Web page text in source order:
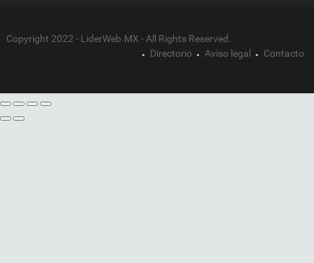
Copyright 2022 - LiderWeb.MX - All Rights Reserved.
Directorio
Aviso legal Contacto